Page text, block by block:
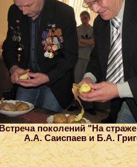
Встреча поколений "На
А.А. Саиспаев и Б.А.